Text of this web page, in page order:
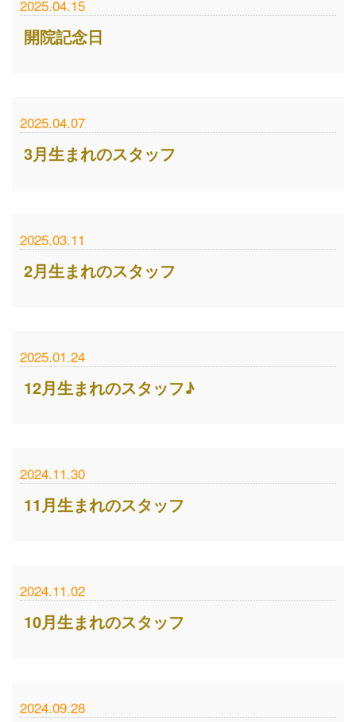
2025.04.15
開院記念日
2025.04.07
3月生まれのスタッフ
2025.03.11
2月生まれのスタッフ
2025.01.24
12月生まれのスタッフ♪
2024.11.30
11月生まれのスタッフ
2024.11.02
10月生まれのスタッフ
2024.09.28